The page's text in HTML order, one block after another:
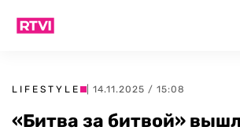
LIFESTYLE | 14.11.2025 / 15:08
«Битва за битвой»